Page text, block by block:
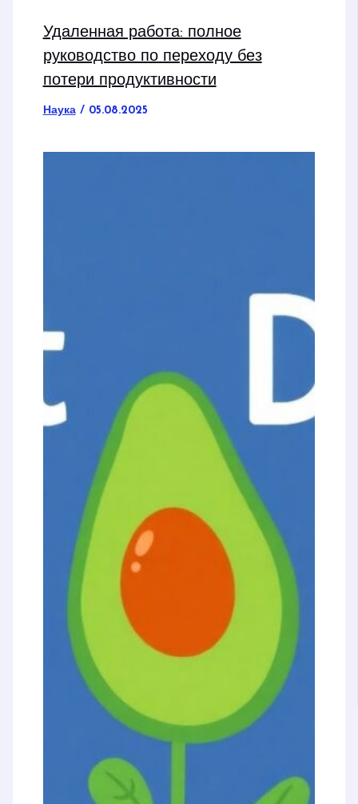
Удаленная работа: полное
руководство по переходу без
потери продуктивности
Наука/ 05.08.2025